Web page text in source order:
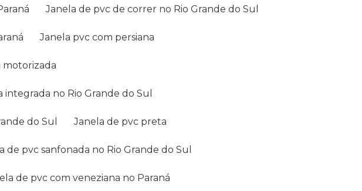
Janela de pvc de correr no Rio Grande do Sul
Janela pvc com persiana
motorizada
integrada no Rio Grande do Sul
do Sul Janela de pvc preta
de pvc sanfonada no Rio Grande do Sul
de pvc com veneziana no Paraná